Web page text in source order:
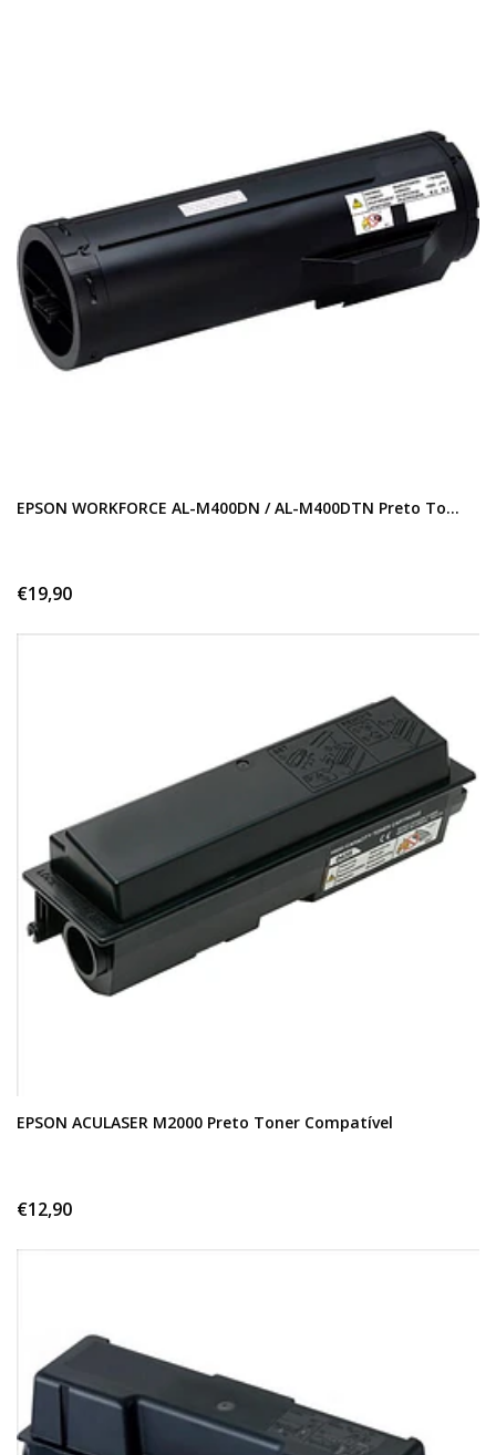
EPSON WORKFORCE AL-M400DN / AL-M400DTN Preto To...
€19,90
EPSON ACULASER M2000 Preto Toner Compatível
€12,90